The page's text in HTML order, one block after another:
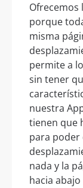
porque
misma
permite a
sin tener
nuestra
tienen que
para poder
nada y la
hacia